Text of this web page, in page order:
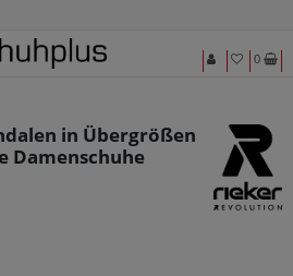
0
in Übergrößen
Damenschuhe